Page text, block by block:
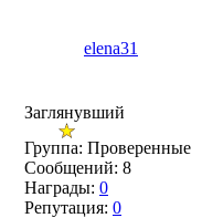
elena31
Заглянувший
Группа: Проверенные
Сообщений: 8
Награды: 0
Репутация: 0